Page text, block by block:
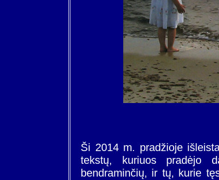
Ši 2014 m. pradžioje
tekstų, kuriuos pradėjo
bendraminčių, ir tų, kurie